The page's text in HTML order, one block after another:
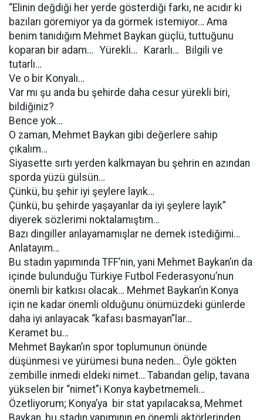
“Elinin değdiği her yerde gösterdiği farkı, ne acıdır ki
bazıları göremiyor ya da görmek istemiyor… Ama
benim tanıdığım Mehmet Baykan güçlü, tuttuğunu
koparan bir adam… Yürekli… Kararlı… Bilgili ve
tutarlı…
Ve o bir Konyalı…
Var mı şu anda bu şehirde daha cesur yürekli biri,
bildiğiniz?
Bence yok…
O zaman, Mehmet Baykan gibi değerlere sahip
çıkalım…
Siyasette sırtı yerden kalkmayan bu şehrin en azından
sporda yüzü gülsün…
Çünkü, bu şehir iyi şeylere layık…
Çünkü, bu şehirde yaşayanlar da iyi şeylere layık”
diyerek sözlerimi noktalamıştım…
Bazı dingiller anlayamamışlar ne demek istediğimi…
Anlatayım…
Bu stadın yapımında TFF’nin, yani Mehmet Baykan’ın da
içinde bulunduğu Türkiye Futbol Federasyonu’nun
önemli bir katkısı olacak… Mehmet Baykan’ın Konya
için ne kadar önemli olduğunu önümüzdeki günlerde
daha iyi anlayacak “kafası basmayan”lar…
Keramet bu…
Mehmet Baykan’ın spor toplumunun önünde
düşünmesi ve yürümesi buna neden… Öyle gökten
zembille inmedi eldeki nimet… Tabandan gelip, tavana
yükselen bir “nimet”i Konya kaybetmemeli…
Özetliyorum; Konya’ya bir stat yapılacaksa, Mehmet
Baykan, bu stadın yapımının en önemli aktörlerinden